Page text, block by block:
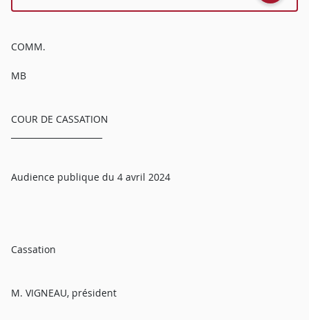
COMM.
MB
COUR DE CASSATION
Audience publique du 4 avril 2024
Cassation
M. VIGNEAU, président